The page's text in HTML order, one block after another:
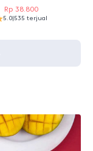
Rp 38.800
5.0|535 terjual